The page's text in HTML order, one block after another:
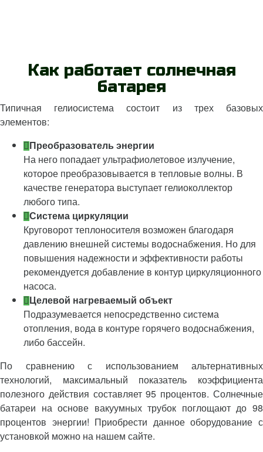
Как работает солнечная
батарея
Типичная гелиосистема состоит из трех базовых
элементов:
Преобразователь энергии
На него попадает ультрафиолетовое излучение,
которое преобразовывается в тепловые волны. В
качестве генератора выступает гелиоколлектор
любого типа.
Система циркуляции
Круговорот теплоносителя возможен благодаря
давлению внешней системы водоснабжения. Но для
повышения надежности и эффективности работы
рекомендуется добавление в контур циркуляционного
насоса.
Целевой нагреваемый объект
Подразумевается непосредственно система
отопления, вода в контуре горячего водоснабжения,
либо бассейн.
По сравнению с использованием альтернативных
технологий, максимальный показатель коэффициента
полезного действия составляет 95 процентов. Солнечные
батареи на основе вакуумных трубок поглощают до 98
процентов энергии! Приобрести данное оборудование с
установкой можно на нашем сайте.